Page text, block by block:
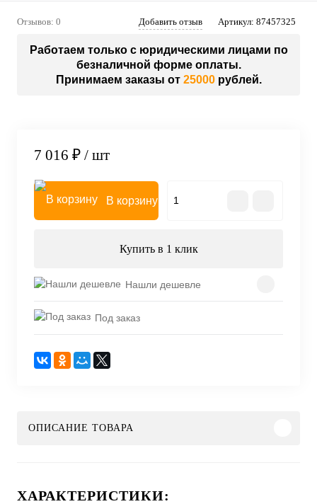
Отзывов: 0 Добавить отзыв Артикул: 87457325
Работаем только с юридическими лицами по
безналичной форме оплаты.
Принимаем заказы от 25000рублей.
7 016 ₽ / шт
В корзину
Купить в 1 клик
Нашли дешевле
Под заказ
ОПИСАНИЕ ТОВАРА
ХАРАКТЕРИСТИКИ: